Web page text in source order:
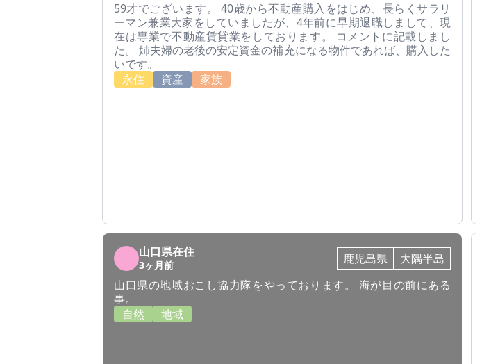
59才でございます。 40歳から不動産購入をはじめ、長らくサラリ
ーマン兼業大家をしていましたが、4年前に早期退職しまして、現
在は専業で不動産賃貸業をしております。 コメントに記載しまし
た。 姉夫婦の老後の安定資金の補充になる物件であれば、購入した
いです。
永住
資産 家族
山口県在住
3ヶ月前 鹿児島県
大隅半島
山口県の地域おこし協力隊をやっております。 海が目の前にある
事。
自然
地域